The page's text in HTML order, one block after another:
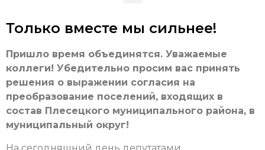
Только вместе мы сильнее!
Пришло время объединятся. Уважаемые
коллеги! Убедительно просим вас принять
решения о выражении согласия на
преобразование поселений, входящих в
состав Плесецкого муниципального района, в
муниципальный округ!